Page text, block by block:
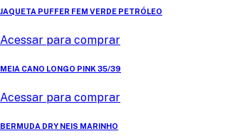
JAQUETA PUFFER FEM VERDE PETRÓLEO
Acessar para comprar
MEIA CANO LONGO PINK 35/39
Acessar para comprar
BERMUDA DRY NEIS MARINHO